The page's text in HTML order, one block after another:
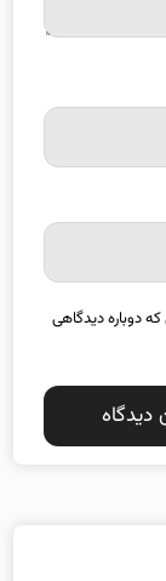
دوباره دیدگاهی